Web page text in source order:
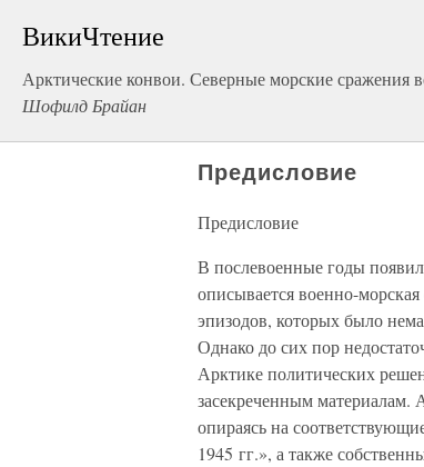
ВикиЧтение
Арктические конвои. Северные морские сражения
Шофилд Брайан
Предисловие
Предисловие
В послевоенные годы
описывается военно-
эпизодов, которых было
Однако до сих пор
Арктике политических
засекреченным материалам.
опираясь на
1945 гг.», а также